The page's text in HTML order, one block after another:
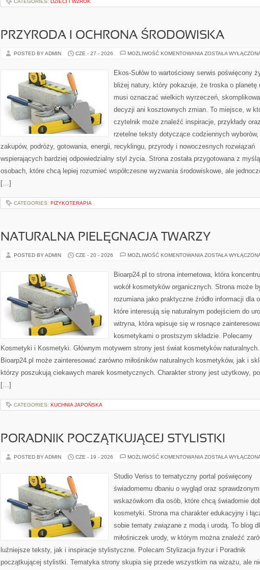
CATEGORIES: DZIECI I WZROK
PRZYRODA I OCHRONA ŚRODOWISKA
POSTED BY ADMIN CZE - 27 - 2026 MOŻLIWOŚĆ KOMENTOWANIA PRZYRODA
ŚRODOWISKA
ZOSTAŁA
Ekos-Sułów to wartościowy serwis poświęcony
bliżej natury, który pokazuje, że troska o planetę
musi oznaczać wielkich wyrzeczeń,
decyzji ani kosztownych zmian. To miejsce, w
czytelnik może znaleźć inspiracje, przykłady oraz
rzetelne teksty dotyczące codziennych wyborów,
zakupów, podróży, gotowania, energii, recyklingu, przyrody i nowoczesnych rozwiązań
wspierających bardziej odpowiedzialny styl życia. Strona została przygotowana z
osobach, które chcą lepiej rozumieć współczesne wyzwania środowiskowe, ale
[…]
CATEGORIES: FIZYKOTERAPIA
NATURALNA PIELĘGNACJA TWARZY
POSTED BY ADMIN CZE - 20 - 2026 MOŻLIWOŚĆ KOMENTOWANIA NATURALNA
ZOSTAŁA
Bioarp24.pl to strona internetowa, która
wokół kosmetyków organicznych. Strona może
rozumiana jako praktyczne źródło informacji dla
które interesują się naturalnym podejściem do
witryna, która wpisuje się w rosnące
kosmetykami o prostszym składzie. Polecamy
Kosmetyki i Kosmetyki. Głównym motywem strony jest świat kosmetyków naturalnych.
Bioarp24.pl może zainteresować zarówno miłośników naturalnych kosmetyków, jak i
którzy poszukują ciekawych marek kosmetycznych. Charakter strony jest użytkowy,
[…]
CATEGORIES: KUCHNIA JAPOŃSKA
PORADNIK POCZĄTKUJĄCEJ STYLISTKI
POSTED BY ADMIN CZE - 19 - 2026 MOŻLIWOŚĆ KOMENTOWANIA PORADNIK
ZOSTAŁA
Studio Veriss to tematyczny portal poświęcony
świadomemu dbaniu o wygląd oraz sprawdzonym
wskazówkom dla osób, które chcą świadomie
kosmetyki. Strona ma charakter edukacyjny i
sobie tematy związane z modą i urodą. To blog
miłośniczek urody, w którym można znaleźć
luźniejsze teksty, jak i inspiracje stylistyczne. Polecam Stylizacja fryzur i Poradnik
początkującej stylistki. Tematyka strony skupia się przede wszystkim na wizażu, ale